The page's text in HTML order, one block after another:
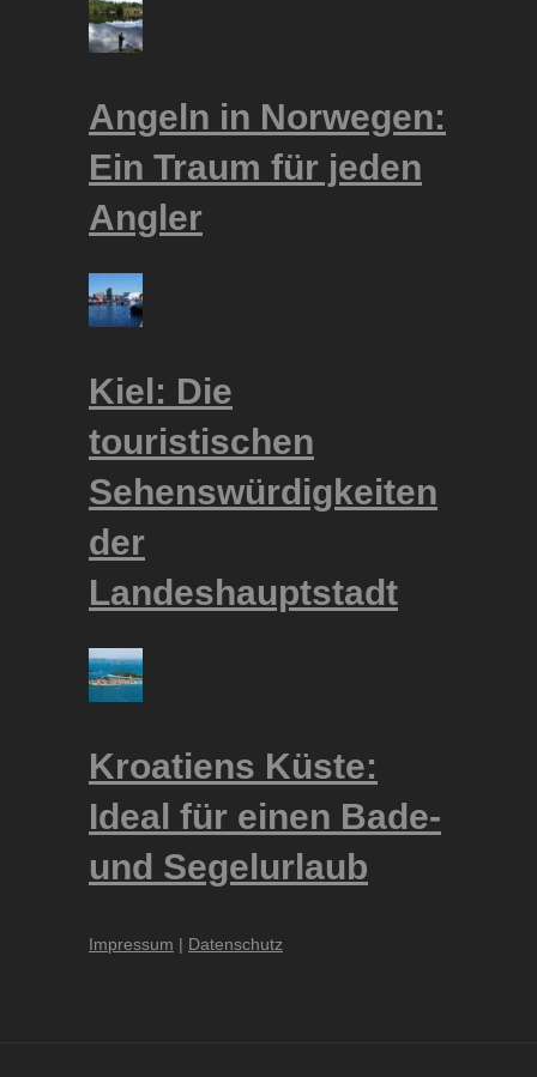
Angeln in Norwegen:
Ein Traum für jeden
Angler
Kiel: Die
touristischen
Sehenswürdigkeiten
der
Landeshauptstadt
Kroatiens Küste:
Ideal für einen Bade-
und Segelurlaub
Impressum | Datenschutz